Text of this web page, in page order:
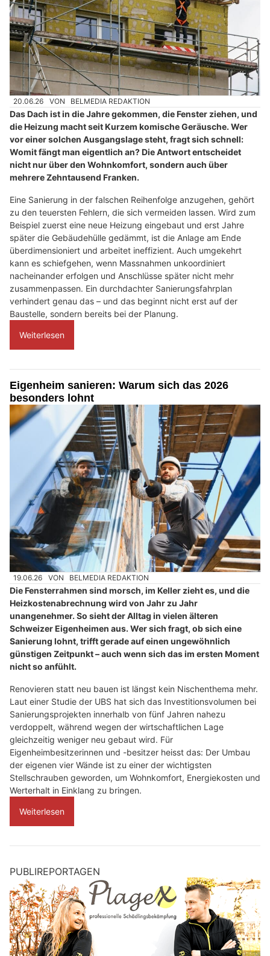
20.06.26 VON BELMEDIA REDAKTION
Das Dach ist in die Jahre gekommen, die Fenster ziehen, und
die Heizung macht seit Kurzem komische Geräusche. Wer
vor einer solchen Ausgangslage steht, fragt sich schnell:
Womit fängt man eigentlich an? Die Antwort entscheidet
nicht nur über den Wohnkomfort, sondern auch über
mehrere Zehntausend Franken.
Eine Sanierung in der falschen Reihenfolge anzugehen, gehört
zu den teuersten Fehlern, die sich vermeiden lassen. Wird zum
Beispiel zuerst eine neue Heizung eingebaut und erst Jahre
später die Gebäudehülle gedämmt, ist die Anlage am Ende
überdimensioniert und arbeitet ineffizient. Auch umgekehrt
kann es schiefgehen, wenn Massnahmen unkoordiniert
nacheinander erfolgen und Anschlüsse später nicht mehr
zusammenpassen. Ein durchdachter Sanierungsfahrplan
verhindert genau das – und das beginnt nicht erst auf der
Baustelle, sondern bereits bei der Planung.
Weiterlesen
Eigenheim sanieren: Warum sich das 2026
besonders lohnt
19.06.26 VON BELMEDIA REDAKTION
Die Fensterrahmen sind morsch, im Keller zieht es, und die
Heizkostenabrechnung wird von Jahr zu Jahr
unangenehmer. So sieht der Alltag in vielen älteren
Schweizer Eigenheimen aus. Wer sich fragt, ob sich eine
Sanierung lohnt, trifft gerade auf einen ungewöhnlich
günstigen Zeitpunkt – auch wenn sich das im ersten Moment
nicht so anfühlt.
Renovieren statt neu bauen ist längst kein Nischenthema mehr.
Laut einer Studie der UBS hat sich das Investitionsvolumen bei
Sanierungsprojekten innerhalb von fünf Jahren nahezu
verdoppelt, während wegen der wirtschaftlichen Lage
gleichzeitig weniger neu gebaut wird. Für
Eigenheimbesitzerinnen und -besitzer heisst das: Der Umbau
der eigenen vier Wände ist zu einer der wichtigsten
Stellschrauben geworden, um Wohnkomfort, Energiekosten und
Werterhalt in Einklang zu bringen.
Weiterlesen
PUBLIREPORTAGEN